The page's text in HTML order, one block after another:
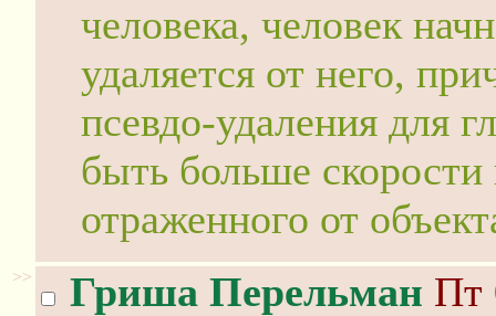
человека, человек
удаляется от него,
псевдо-удаления для
быть больше
отраженного от
>> Гриша Перельман Пт